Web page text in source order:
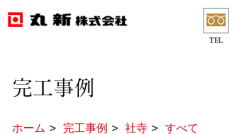
TEL
完工事例
ホーム 完工事例 社寺 すべて